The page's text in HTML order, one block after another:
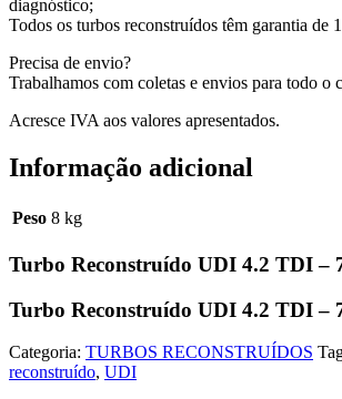
diagnóstico;
Todos os turbos reconstruídos têm garantia de
Precisa de envio?
Trabalhamos com coletas e envios para todo o
Acresce IVA aos valores apresentados.
Informação adicional
Peso 8 kg
Turbo Reconstruído UDI 4.2 TDI –
Turbo Reconstruído UDI 4.2 TDI –
Categoria: TURBOS RECONSTRUÍDOS
reconstruído, UDI